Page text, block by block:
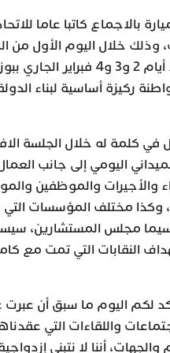
بالاجماع كاتبا عاما
وذلك خلال اليوم الأول من
12 للنقابة المنعقد أيام 2 و3 و4
ركيزة أساسية لبناء
في كلمة له خلال الجلسة
اليومي إلى جانب
والأجيرات والموظفين
وكذا مختلف المؤسسات التي
سيما مجلس المستشارين،
النقابات التي تمت مع
لكم اليوم ما سبق أن عبرت
واللقاءات التي
والجهات، أننا لا نتبنى